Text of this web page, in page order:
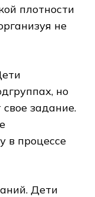
плотности
не
но
задание.
в процессе
Дети